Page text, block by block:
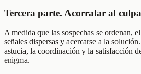
Tercera parte. Acorralar al
A medida que las sospechas se ordenan,
señales dispersas y acercarse a la
astucia, la coordinación y la satisfacción
enigma.